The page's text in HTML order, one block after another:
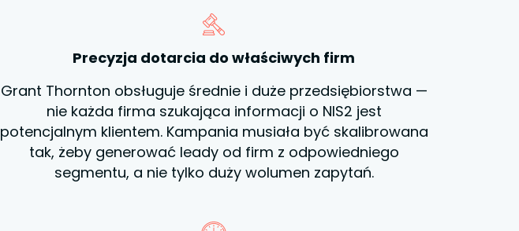
Precyzja dotarcia do właściwych firm
Grant Thornton obsługuje średnie i duże przedsiębiorstwa —
nie każda firma szukająca informacji o NIS2 jest
potencjalnym klientem. Kampania musiała być skalibrowana
tak, żeby generować leady od firm z odpowiedniego
segmentu, a nie tylko duży wolumen zapytań.